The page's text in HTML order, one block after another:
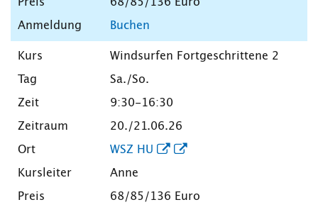
Buchen
Windsurfen Fortgeschrittene 2
Sa./So.
9:30-16:30
20./21.06.26
WSZ HU
Anne
68/85/136 Euro